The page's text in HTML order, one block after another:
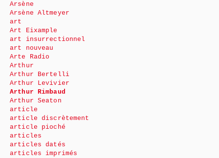
Arsène
Arsène Altmeyer
art
Art Eixample
art insurrectionnel
art nouveau
Arte Radio
Arthur
Arthur Bertelli
Arthur Levivier
Arthur Rimbaud
Arthur Seaton
article
article discrètement
article pioché
articles
articles datés
articles imprimés